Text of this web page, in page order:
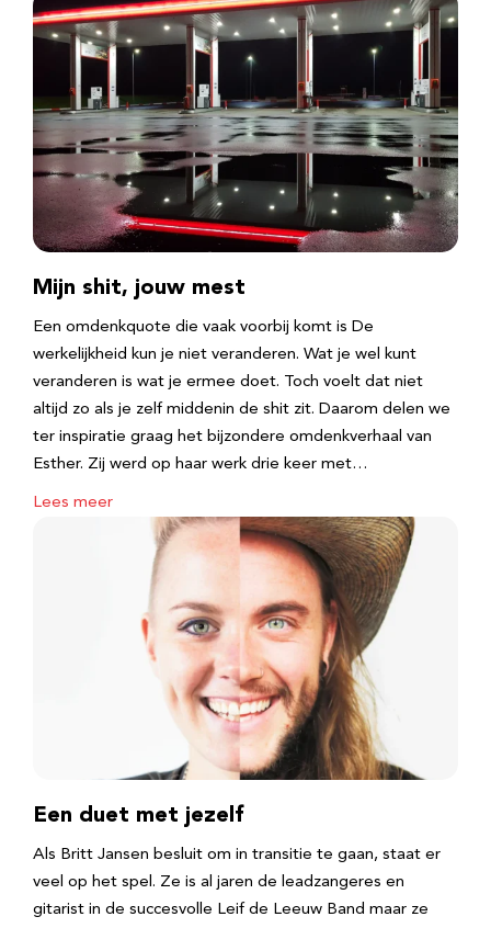
Mijn shit, jouw mest
Een omdenkquote die vaak voorbij komt is De
werkelijkheid kun je niet veranderen. Wat je wel kunt
veranderen is wat je ermee doet. Toch voelt dat niet
altijd zo als je zelf middenin de shit zit. Daarom delen we
ter inspiratie graag het bijzondere omdenkverhaal van
Esther. Zij werd op haar werk drie keer met…
Lees meer
Een duet met jezelf
Als Britt Jansen besluit om in transitie te gaan, staat er
veel op het spel. Ze is al jaren de leadzangeres en
gitarist in de succesvolle Leif de Leeuw Band maar ze